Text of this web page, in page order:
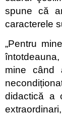
spune că
caracterele
„Pentru
mine când
didactică a